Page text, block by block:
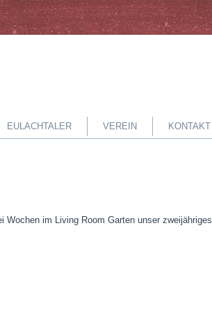
EULACHTALER VEREIN KONTAKT
Wochen im Living Room Garten unser zweijähriges